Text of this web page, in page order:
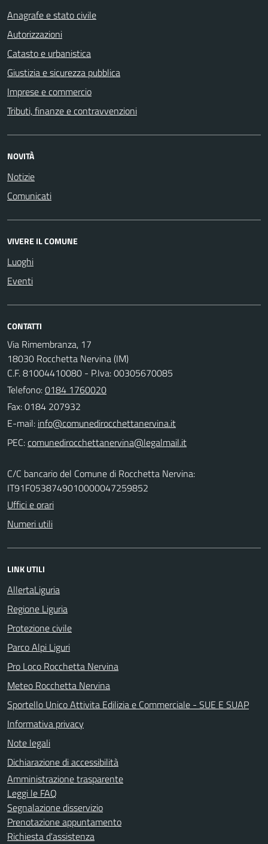
Anagrafe e stato civile
Autorizzazioni
Catasto e urbanistica
Giustizia e sicurezza pubblica
Imprese e commercio
Tributi, finanze e contravvenzioni
NOVITÀ
Notizie
Comunicati
VIVERE IL COMUNE
Luoghi
Eventi
CONTATTI
Via Rimembranza, 17
18030 Rocchetta Nervina (IM)
C.F. 81004410080 - P.Iva: 00305670085
Telefono:0184 1760020
Fax: 0184 207932
E-mail:
PEC:
C/C bancario del Comune di Rocchetta Nervina:
IT91F0538749010000047259852
Uffici e orari
Numeri utili
LINK UTILI
AllertaLiguria
Regione Liguria
Protezione civile
Parco Alpi Liguri
Pro Loco Rocchetta Nervina
Meteo Rocchetta Nervina
Sportello Unico Attivita Edilizia e Commerciale - SUE E SUAP
Informativa privacy
Note legali
Dichiarazione di accessibilità
Amministrazione trasparente
Leggi le FAQ
Segnalazione disservizio
Prenotazione appuntamento
Richiesta d'assistenza